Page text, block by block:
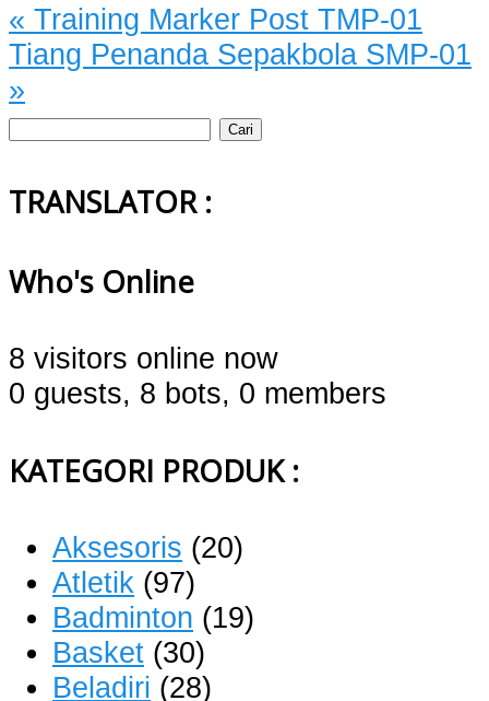
« Training Marker Post TMP-01
Tiang Penanda Sepakbola SMP-01
»
Cari
TRANSLATOR :
Who's Online
8 visitors online now
0 guests, 8 bots, 0 members
KATEGORI PRODUK :
Aksesoris (20)
Atletik (97)
Badminton (19)
Basket (30)
Beladiri (28)